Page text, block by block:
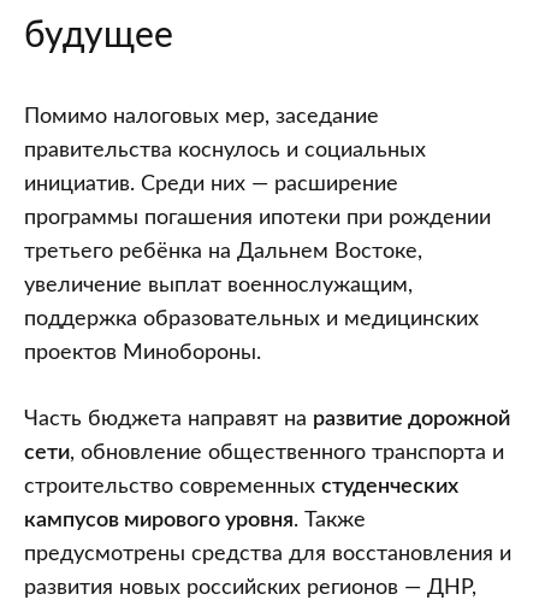
будущее
Помимо налоговых мер, заседание
правительства коснулось и социальных
инициатив. Среди них — расширение
программы погашения ипотеки при рождении
третьего ребёнка на Дальнем Востоке,
увеличение выплат военнослужащим,
поддержка образовательных и медицинских
проектов Минобороны.
Часть бюджета направят на развитие дорожной
сети, обновление общественного транспорта и
строительство современных студенческих
кампусов мирового уровня. Также
предусмотрены средства для восстановления и
развития новых российских регионов — ДНР,